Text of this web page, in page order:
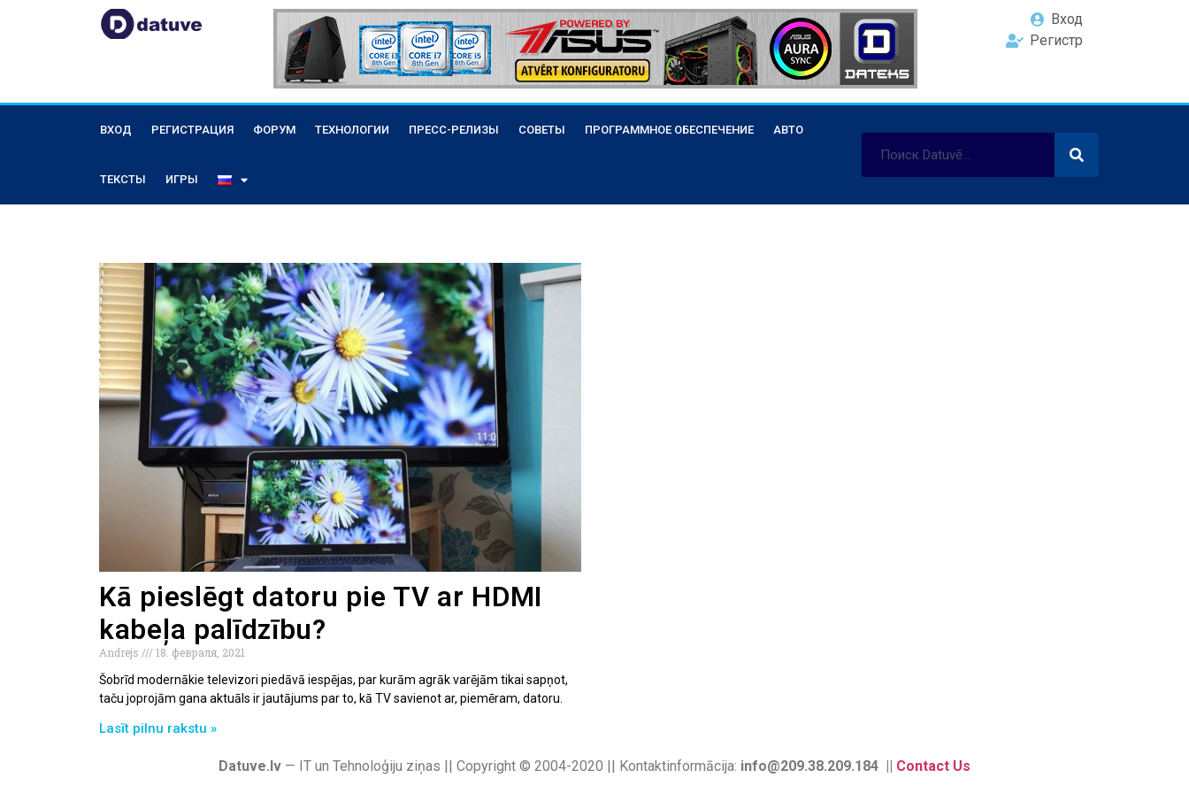
Вход
Регистр
ВХОД РЕГИСТРАЦИЯ ФОРУМ ТЕХНОЛОГИИ ПРЕСС-РЕЛИЗЫ СОВЕТЫ ПРОГРАММНОЕ ОБЕСПЕЧЕНИЕ АВТО
ТЕКСТЫ ИГРЫ
Kā pieslēgt datoru pie TV ar HDMI
kabeļa palīdzību?
Andrejs
18. февраля, 2021
Šobrīd modernākie televizori piedāvā iespējas, par kurām agrāk varējām tikai sapņot,
taču joprojām gana aktuāls ir jautājums par to, kā TV savienot ar, piemēram, datoru.
Lasīt pilnu rakstu »
Datuve.lv — IT un Tehnoloģiju ziņas || Copyright © 2004-2020 || Kontaktinformācija: info@209.38.209.184 || Contact Us